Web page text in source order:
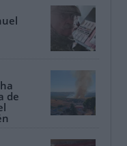
de